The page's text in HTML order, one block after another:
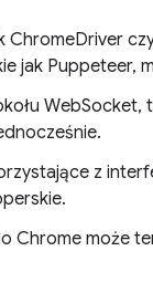
ChromeDriver
jak Puppeteer,
WebSocket,
z
Chrome może